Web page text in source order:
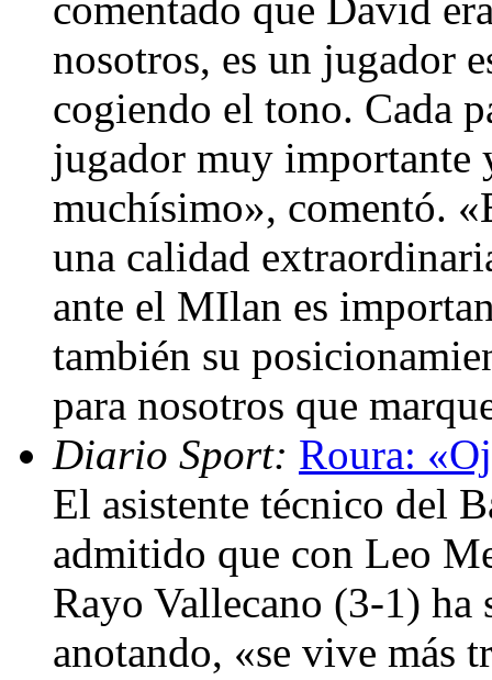
nosotros, es un jugador
cogiendo el tono. Cada
jugador muy importante
muchísimo», comentó.
una calidad
ante el MIlan es
también su
para nosotros que
Diario Sport: Roura:
El asistente técnico del
admitido que con Leo
Rayo Vallecano (3-1) ha
anotando, «se vive más